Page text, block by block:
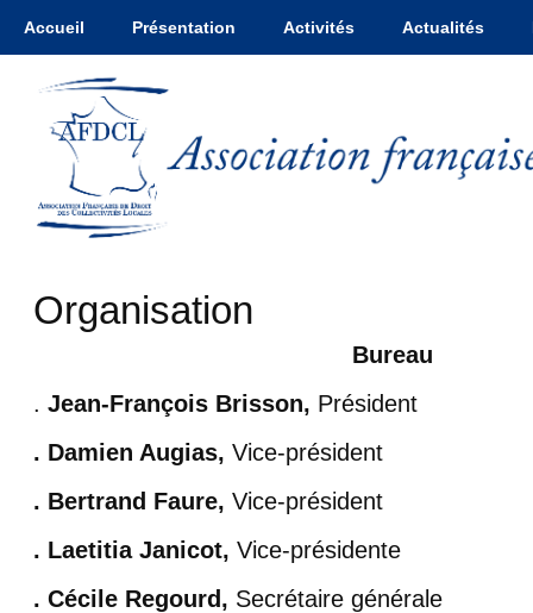
Accueil Présentation Activités Actualités
Organisation
Bureau
. Jean-François Brisson, Président
. Damien Augias, Vice-président
. Bertrand Faure, Vice-président
. Laetitia Janicot, Vice-présidente
. Cécile Regourd, Secrétaire générale